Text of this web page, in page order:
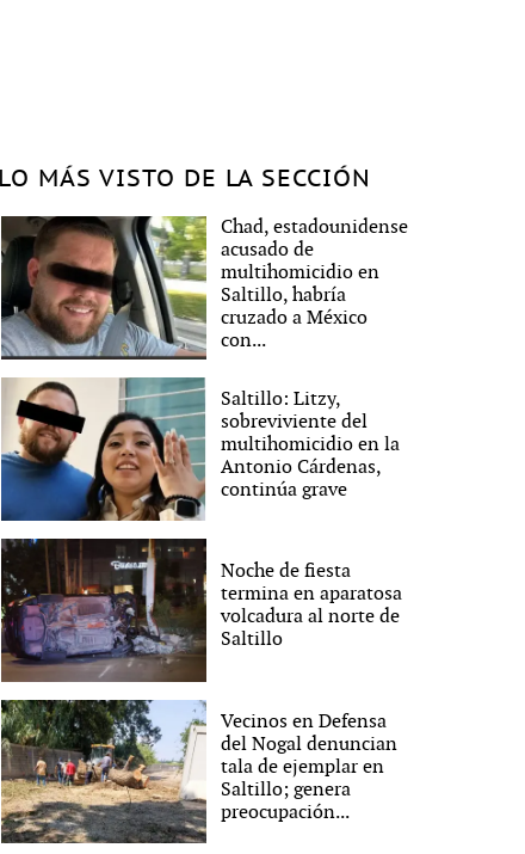
LO MÁS VISTO DE LA SECCIÓN
Chad, estadounidense
acusado de
multihomicidio en
Saltillo, habría
cruzado a México
con...
Saltillo: Litzy,
sobreviviente del
multihomicidio en la
Antonio Cárdenas,
continúa grave
Noche de fiesta
termina en aparatosa
volcadura al norte de
Saltillo
Vecinos en Defensa
del Nogal denuncian
tala de ejemplar en
Saltillo; genera
preocupación...